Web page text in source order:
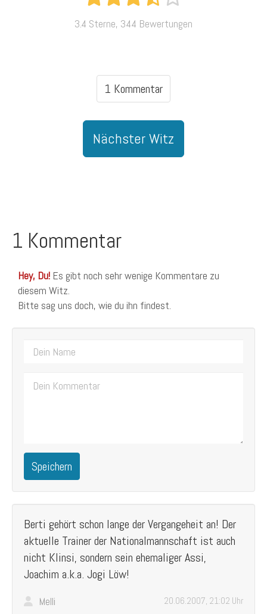
3.4 Sterne, 344 Bewertungen
1 Kommentar
Nächster Witz
1 Kommentar
Hey, Du! Es gibt noch sehr wenige Kommentare zu
diesem Witz.
Bitte sag uns doch, wie du ihn findest.
Speichern
Berti gehört schon lange der Vergangeheit an! Der
aktuelle Trainer der Nationalmannschaft ist auch
nicht Klinsi, sondern sein ehemaliger Assi,
Joachim a.k.a. Jogi Löw!
Melli 20.06.2007, 21:02 Uhr